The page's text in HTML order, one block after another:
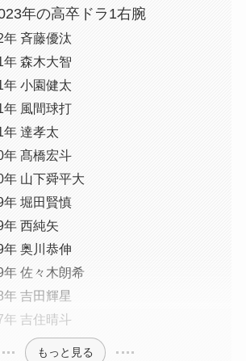
年の高卒ドラ1右腕
年 斉藤優汰
年 森木大智
年 小園健太
年 風間球打
年 達孝太
年 髙橋宏斗
年 山下舜平大
年 堀田賢慎
年 西純矢
年 奥川恭伸
年 佐々木朗希
年 吉田輝星
年 吉住晴斗
もっと見る